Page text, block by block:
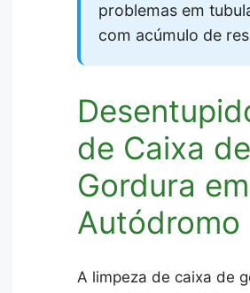
problemas em
com acúmulo de
de Caixa de
Gordura em
Autódromo
A limpeza de caixa de